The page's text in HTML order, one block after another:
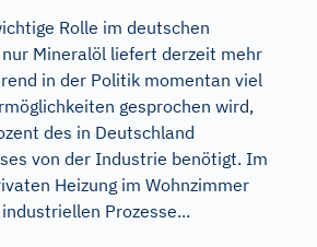
Rolle im deutschen
Mineralöl liefert derzeit mehr
in der Politik momentan viel
gesprochen wird,
des in Deutschland
von der Industrie benötigt. Im
Heizung im Wohnzimmer
Prozesse...